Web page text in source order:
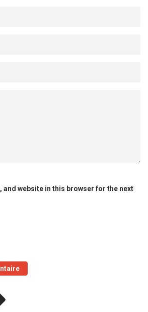
and website in this browser for the next